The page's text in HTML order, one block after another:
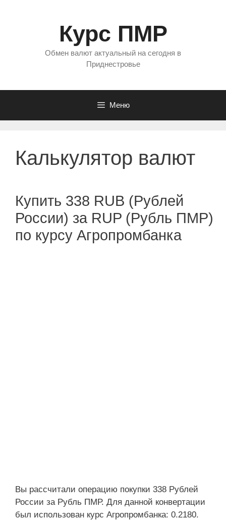
Курс ПМР
Обмен валют актуальный на сегодня в
Приднестровье
Меню
Калькулятор валют
Купить 338 RUB (Рублей
России) за RUP (Рубль ПМР)
по курсу Агропромбанка
Вы рассчитали операцию покупки 338 Рублей
России за Рубль ПМР. Для данной конвертации
был использован курс Агропромбанка: 0.2180.